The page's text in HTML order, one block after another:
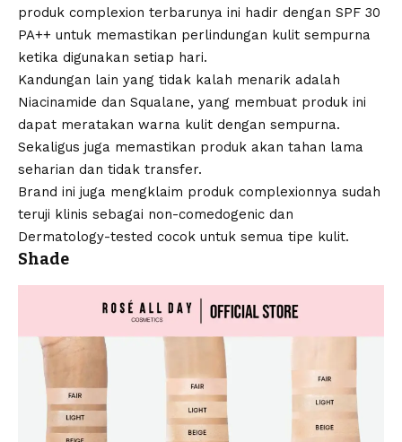
produk complexion terbarunya ini hadir dengan SPF 30
PA++ untuk memastikan perlindungan kulit sempurna
ketika digunakan setiap hari.
Kandungan lain yang tidak kalah menarik adalah
Niacinamide dan Squalane, yang membuat produk ini
dapat meratakan warna kulit dengan sempurna.
Sekaligus juga memastikan produk akan tahan lama
seharian dan tidak transfer.
Brand ini juga mengklaim produk complexionnya sudah
teruji klinis sebagai non-comedogenic dan
Dermatology-tested cocok untuk semua tipe kulit.
Shade